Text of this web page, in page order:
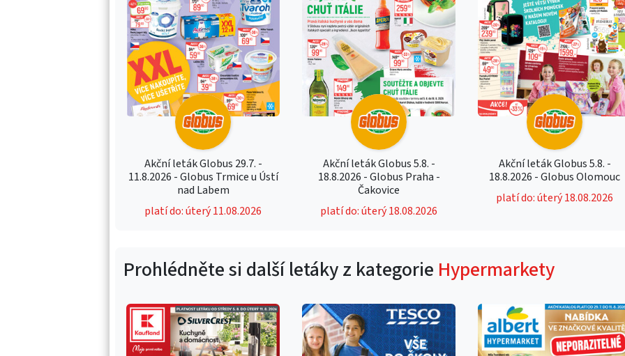
Akční leták Globus 29.7. -
11.8.2026 - Globus Trmice u Ústí
nad Labem
platí do: úterý 11.08.2026
Akční leták Globus 5.8. -
18.8.2026 - Globus Praha -
Čakovice
platí do: úterý 18.08.2026
Akční leták Globus 5.8. -
18.8.2026 - Globus Olomouc
platí do: úterý 18.08.2026
Prohlédněte si další letáky z kategorie Hypermarkety